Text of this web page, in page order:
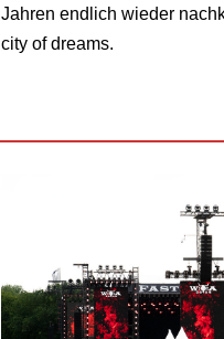
Jahren endlich wieder
city of dreams.